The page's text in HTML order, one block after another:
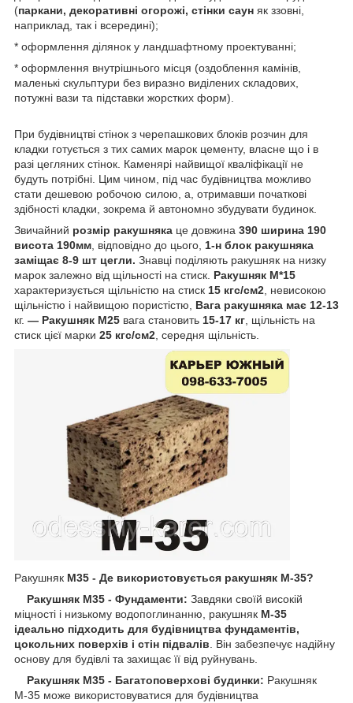
(паркани, декоративні огорожі, стінки саун як ззовні,
наприклад, так і всередині);
* оформлення ділянок у ландшафтному проектуванні;
* оформлення внутрішнього місця (оздоблення камінів,
маленькі скульптури без виразно виділених складових,
потужні вази та підставки жорстких форм).
При будівництві стінок з черепашкових блоків розчин для
кладки готується з тих самих марок цементу, власне що і в
разі цегляних стінок. Каменярі найвищої кваліфікації не
будуть потрібні. Цим чином, під час будівництва можливо
стати дешевою робочою силою, а, отримавши початкові
здібності кладки, зокрема й автономно збудувати будинок.
Звичайний розмір ракушняка це довжина 390 ширина 190
висота 190мм, відповідно до цього, 1-н блок ракушняка
заміщає 8-9 шт цегли. Знавці поділяють ракушняк на низку
марок залежно від щільності на стиск. Ракушняк М*15
характеризується щільністю на стиск 15 кгс/см2, невисокою
щільністю і найвищою пористістю, Вага ракушняка має 12-13
кг. — Ракушняк М25 вага становить 15-17 кг, щільність на
стиск цієї марки 25 кгс/см2, середня щільність.
Ракушняк М35 - Де використовується ракушняк М-35?
Ракушняк М35 - Фундаменти: Завдяки своїй високій
міцності і низькому водопоглинанню, ракушняк М-35
ідеально підходить для будівництва фундаментів,
цокольних поверхів і стін підвалів. Він забезпечує надійну
основу для будівлі та захищає її від руйнувань.
Ракушняк М35 - Багатоповерхові будинки: Ракушняк
М-35 може використовуватися для будівництва